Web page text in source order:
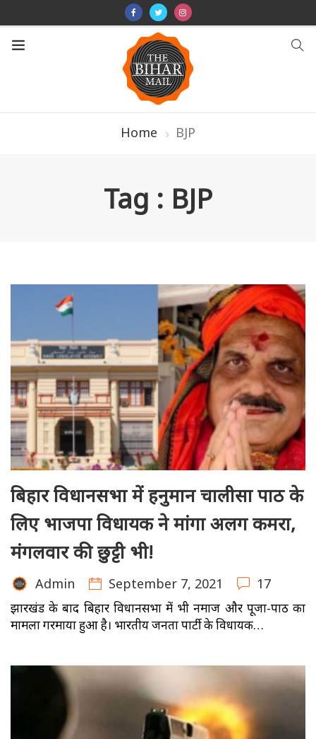
Home BJP
Tag : BJP
बिहार विधानसभा में हनुमान चालीसा पाठ के
लिए भाजपा विधायक ने मांगा अलग कमरा,
मंगलवार की छुट्टी भी!
Admin September 7, 2021 17
झारखंड के बाद बिहार विधानसभा में भी नमाज और पूजा-पाठ का
मामला गरमाया हुआ है। भारतीय जनता पार्टी के विधायक…